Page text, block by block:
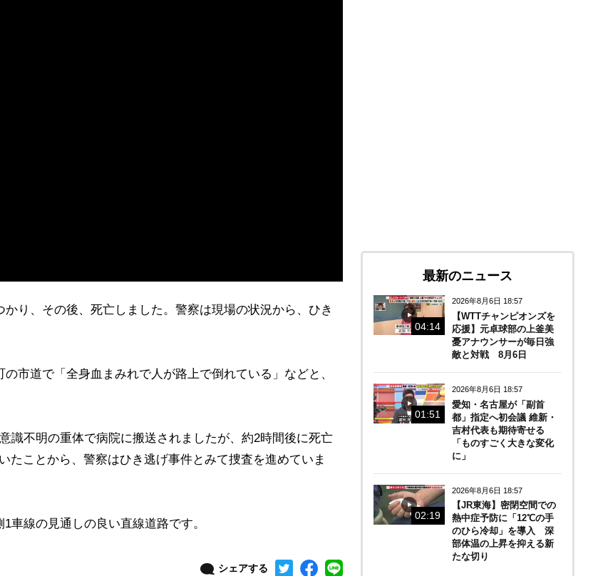
り、その後、死亡しました。警察は現場の状況から、ひき
市道で「全身血まみれで人が路上で倒れている」などと、
識不明の重体で病院に搬送されましたが、約2時間後に死亡
ことから、警察はひき逃げ事件とみて捜査を進めていま
車線の見通しの良い直線道路です。
シェアする
最新のニュース
04:14
2026年8月6日 18:57
【WTTチャンピオンズを
応援】元卓球部の上釜美
憂アナウンサーが毎日強
敵と対戦 8月6日
01:51
2026年8月6日 18:57
愛知・名古屋が「副首
都」指定へ初会議 維新・
吉村代表も期待寄せる
「ものすごく大きな変化
に」
02:19
2026年8月6日 18:57
【JR東海】密閉空間での
熱中症予防に「12℃の手
のひら冷却」を導入 深
部体温の上昇を抑える新
たな切り